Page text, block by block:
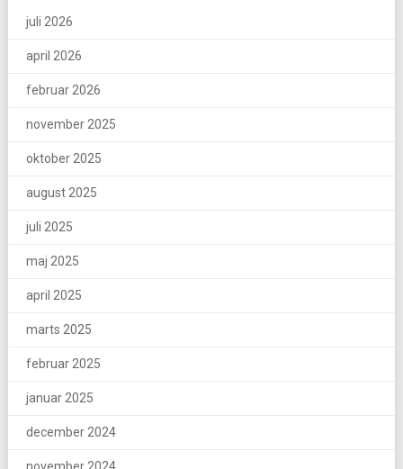
juli 2026
april 2026
februar 2026
november 2025
oktober 2025
august 2025
juli 2025
maj 2025
april 2025
marts 2025
februar 2025
januar 2025
december 2024